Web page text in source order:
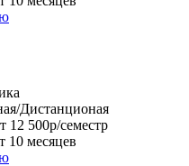
Дистанционая
12 500р/семестр
10 месяцев